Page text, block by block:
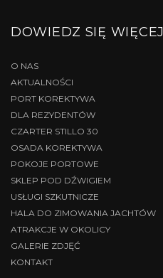
DOWIEDZ SIĘ WIĘCEJ
O NAS
AKTUALNOŚCI
PORT KOREKTYWA
DLA REZYDENTÓW
CZARTER STILLO 30
OSADA KOREKTYWA
POKOJE PORTOWE
SKLEP POD DŹWIGIEM
USŁUGI SZKUTNICZE
HALA DO ZIMOWANIA JACHTÓW
ATRAKCJE W OKOLICY
GALERIE ZDJĘĆ
KONTAKT